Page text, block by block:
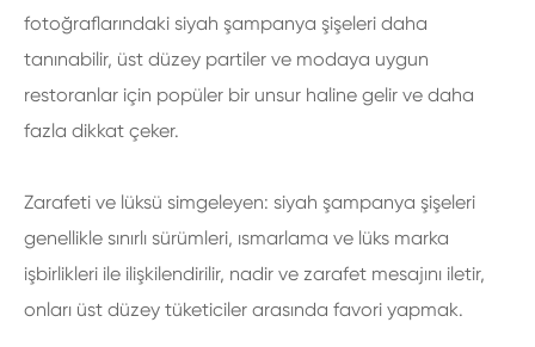
fotoğraflarındaki siyah şampanya şişeleri daha
tanınabilir, üst düzey partiler ve modaya uygun
restoranlar için popüler bir unsur haline gelir ve daha
fazla dikkat çeker.
Zarafeti ve lüksü simgeleyen: siyah şampanya şişeleri
genellikle sınırlı sürümleri, ısmarlama ve lüks marka
işbirlikleri ile ilişkilendirilir, nadir ve zarafet mesajını iletir,
onları üst düzey tüketiciler arasında favori yapmak.